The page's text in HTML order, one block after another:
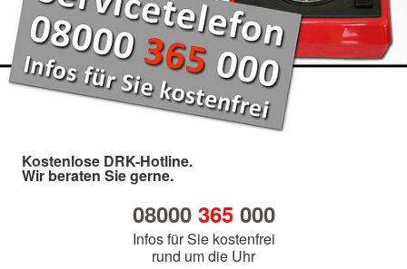
Kostenlose DRK-Hotline.
Wir beraten Sie gerne.
08000 365000
Infos für Sie kostenfrei
rund um die Uhr